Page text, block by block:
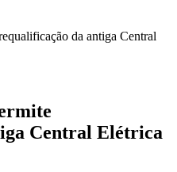
da antiga Central
Central Elétrica